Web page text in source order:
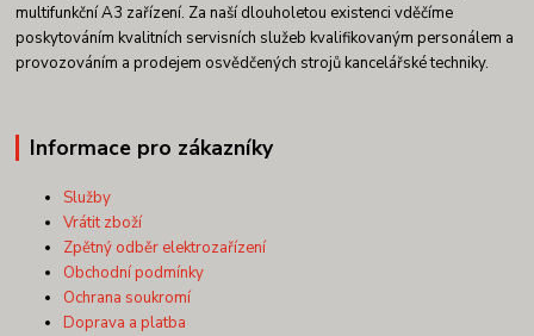
multifunkční A3 zařízení. Za naší dlouholetou existenci vděčíme
poskytováním kvalitních servisních služeb kvalifikovaným personálem a
provozováním a prodejem osvědčených strojů kancelářské techniky.
Informace pro zákazníky
Služby
Vrátit zboží
Zpětný odběr elektrozařízení
Obchodní podmínky
Ochrana soukromí
Doprava a platba